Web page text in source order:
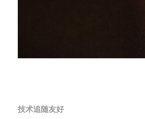
技术追随友好